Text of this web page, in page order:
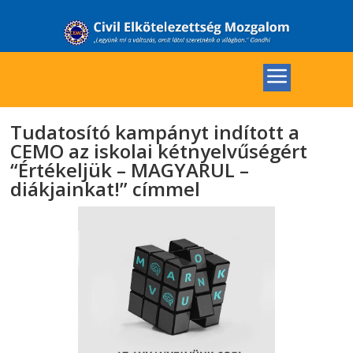
Tudatosító kampányt indított a
CEMO az iskolai kétnyelvűségért
“Értékeljük – MAGYARUL –
diákjainkat!” címmel